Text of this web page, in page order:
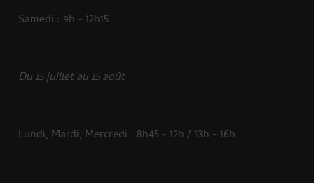
Samedi : 9h - 12h15
Du 15 juillet au 15 août
Lundi, Mardi, Mercredi : 8h45 - 12h / 13h - 16h